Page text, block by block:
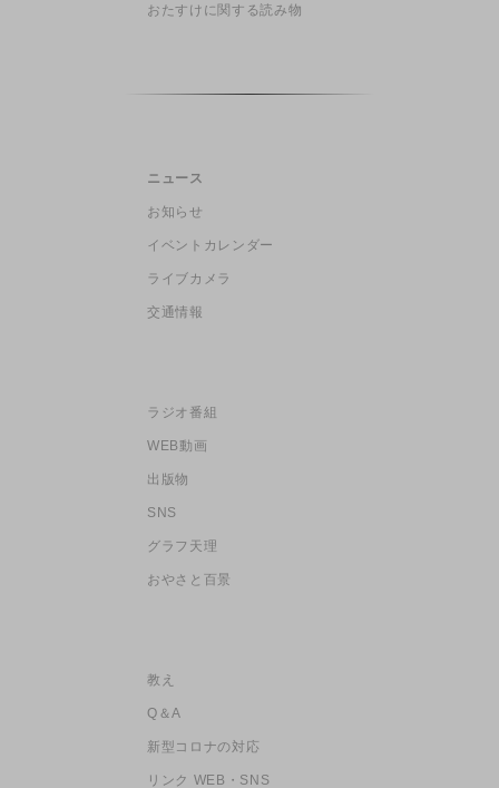
おたすけに関する読み物
ニュース
お知らせ
イベントカレンダー
ライブカメラ
交通情報
ラジオ番組
WEB動画
出版物
SNS
グラフ天理
おやさと百景
教え
Q＆A
新型コロナの対応
リンク WEB・SNS